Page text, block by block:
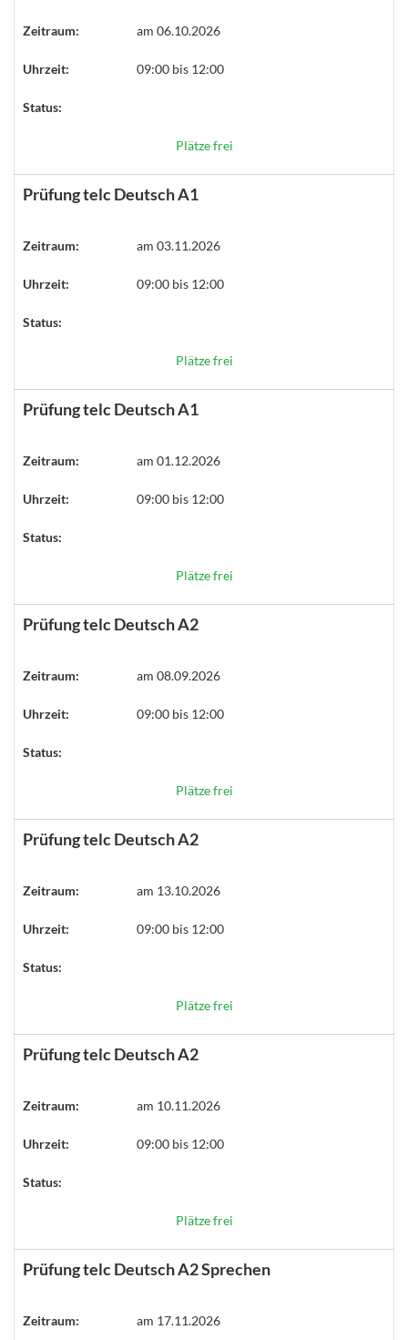
Zeitraum: am 06.10.2026
Uhrzeit: 09:00 bis 12:00
Status:
Plätze frei
Prüfung telc Deutsch A1
Zeitraum: am 03.11.2026
Uhrzeit: 09:00 bis 12:00
Status:
Plätze frei
Prüfung telc Deutsch A1
Zeitraum: am 01.12.2026
Uhrzeit: 09:00 bis 12:00
Status:
Plätze frei
Prüfung telc Deutsch A2
Zeitraum: am 08.09.2026
Uhrzeit: 09:00 bis 12:00
Status:
Plätze frei
Prüfung telc Deutsch A2
Zeitraum: am 13.10.2026
Uhrzeit: 09:00 bis 12:00
Status:
Plätze frei
Prüfung telc Deutsch A2
Zeitraum: am 10.11.2026
Uhrzeit: 09:00 bis 12:00
Status:
Plätze frei
Prüfung telc Deutsch A2 Sprechen
Zeitraum: am 17.11.2026